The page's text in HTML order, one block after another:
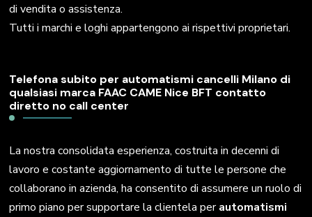
di vendita o assistenza.
Tutti i marchi e loghi appartengono ai rispettivi proprietari.
Telefona subito per automatismi cancelli Milano di
qualsiasi marca FAAC CAME Nice BFT contatto
diretto no call center
La nostra consolidata esperienza, costruita in decenni di
lavoro e costante aggiornamento di tutte le persone che
collaborano in azienda, ha consentito di assumere un ruolo di
primo piano per supportare la clientela perautomatismi